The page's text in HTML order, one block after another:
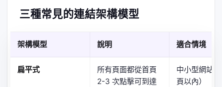
三種常見的連結架構模型
架構模型 說明 適合情境
扁平式
所有頁面都從首頁
2-3 次點擊可到達
中小型網站
頁以內）